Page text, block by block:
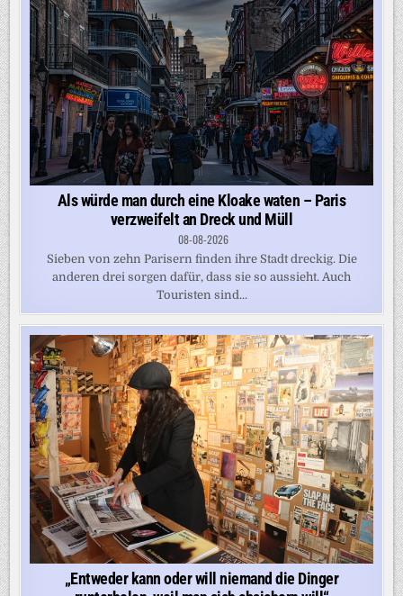
Als würde man durch eine Kloake waten – Paris
verzweifelt an Dreck und Müll
08-08-2026
Sieben von zehn Parisern finden ihre Stadt dreckig. Die
anderen drei sorgen dafür, dass sie so aussieht. Auch
Touristen sind...
„Entweder kann oder will niemand die Dinger